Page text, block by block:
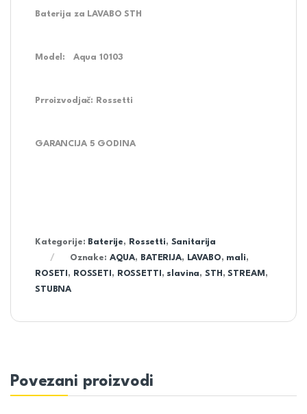
Baterija za LAVABO STH
Model: Aqua 10103
Prroizvodjač: Rossetti
GARANCIJA 5 GODINA
Kategorije: Baterije, Rossetti, Sanitarija
Oznake: AQUA, BATERIJA, LAVABO, mali,
ROSETI , ROSSETI , ROSSETTI , slavina,STH ,STREAM ,
STUBNA
Povezani proizvodi